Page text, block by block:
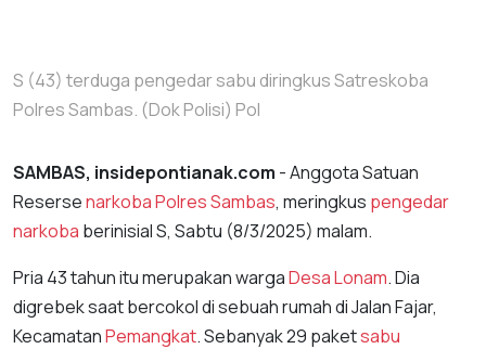
S (43) terduga pengedar sabu diringkus Satreskoba
Polres Sambas. (Dok Polisi) Pol
SAMBAS, insidepontianak.com - Anggota Satuan
ResersenarkobaPolres Sambas, meringkus pengedar
narkoba berinisial S, Sabtu (8/3/2025) malam.
Pria 43 tahun itu merupakan wargaDesa Lonam. Dia
digrebek saat bercokol di sebuah rumah di Jalan Fajar,
KecamatanPemangkat. Sebanyak 29 paketsabu